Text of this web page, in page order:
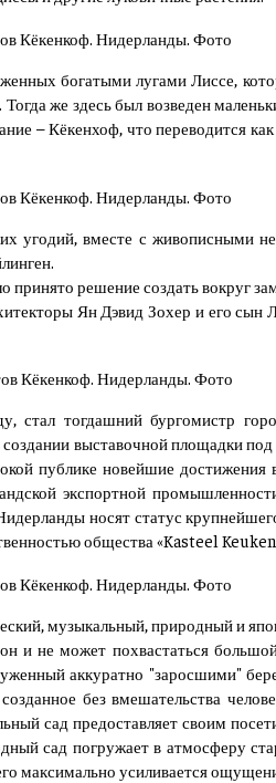
богатыми лугами Лиссе,
же здесь был возведен
– Кёкенхоф, что переводится
угодий, вместе с живописными
решение создать вокруг
Ян Дэвид Зохер и его сын
стал тогдашний бургомистр
выставочной площадки
публике новейшие
экспортной
носят статус
общества «Kasteel
музыкальный, природный и
и не может похвастаться
аккуратно "заросшими"
без вмешательства
сад предоставляет своим
сад погружает в атмосферу
максимально усиливается